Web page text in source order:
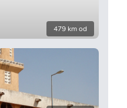
479 km od